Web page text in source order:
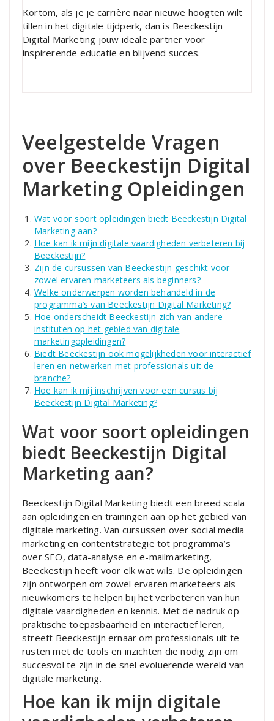
Kortom, als je je carrière naar nieuwe hoogten wilt
tillen in het digitale tijdperk, dan is Beeckestijn
Digital Marketing jouw ideale partner voor
inspirerende educatie en blijvend succes.
Veelgestelde Vragen
over Beeckestijn Digital
Marketing Opleidingen
Wat voor soort opleidingen biedt Beeckestijn Digital
Marketing aan?
Hoe kan ik mijn digitale vaardigheden verbeteren bij
Beeckestijn?
Zijn de cursussen van Beeckestijn geschikt voor
zowel ervaren marketeers als beginners?
Welke onderwerpen worden behandeld in de
programma’s van Beeckestijn Digital Marketing?
Hoe onderscheidt Beeckestijn zich van andere
instituten op het gebied van digitale
marketingopleidingen?
Biedt Beeckestijn ook mogelijkheden voor interactief
leren en netwerken met professionals uit de
branche?
Hoe kan ik mij inschrijven voor een cursus bij
Beeckestijn Digital Marketing?
Wat voor soort opleidingen
biedt Beeckestijn Digital
Marketing aan?
Beeckestijn Digital Marketing biedt een breed scala
aan opleidingen en trainingen aan op het gebied van
digitale marketing. Van cursussen over social media
marketing en contentstrategie tot programma’s
over SEO, data-analyse en e-mailmarketing,
Beeckestijn heeft voor elk wat wils. De opleidingen
zijn ontworpen om zowel ervaren marketeers als
nieuwkomers te helpen bij het verbeteren van hun
digitale vaardigheden en kennis. Met de nadruk op
praktische toepasbaarheid en interactief leren,
streeft Beeckestijn ernaar om professionals uit te
rusten met de tools en inzichten die nodig zijn om
succesvol te zijn in de snel evoluerende wereld van
digitale marketing.
Hoe kan ik mijn digitale